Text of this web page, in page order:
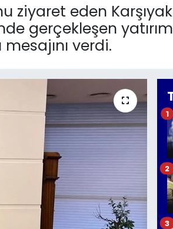
ziyaret eden
gerçekleşen
verdi.
1
2
3